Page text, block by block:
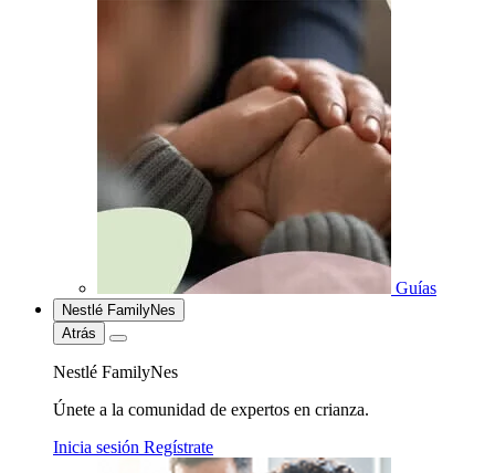
Guías
Nestlé FamilyNes
Atrás
Nestlé FamilyNes
Únete a la comunidad de expertos en crianza.
Inicia sesión Regístrate